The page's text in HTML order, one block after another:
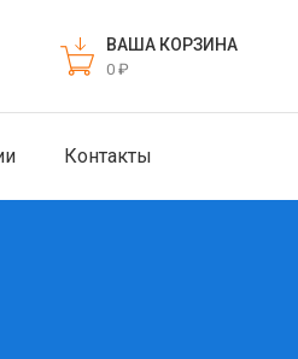
ВАША КОРЗИНА
0 ₽
Контакты